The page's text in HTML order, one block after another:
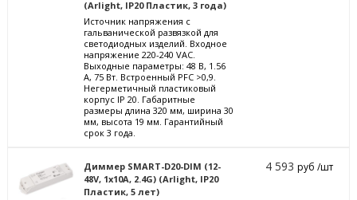
(Arlight, IP20 Пластик, 3 года)
Источник напряжения с
гальванической развязкой для
светодиодных изделий. Входное
напряжение 220-240 VAC.
Выходные параметры: 48 В, 1.56
А, 75 Вт. Встроенный PFC >0,9.
Негерметичный пластиковый
корпус IP 20. Габаритные
размеры длина 320 мм, ширина 30
мм, высота 19 мм. Гарантийный
срок 3 года.
Диммер SMART-D20-DIM (12-
48V, 1x10A, 2.4G) (Arlight, IP20
Пластик, 5 лет)
4 593руб /шт